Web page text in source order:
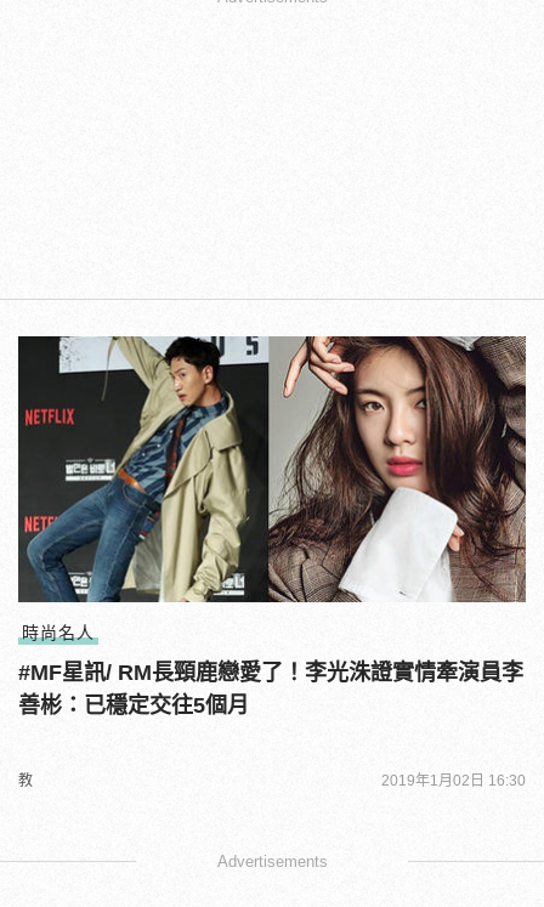
時尚名人
#MF星訊/ RM長頸鹿戀愛了！李光洙證實情牽演員李
善彬：已穩定交往5個月
教 2019年1月02日 16:30
Advertisements